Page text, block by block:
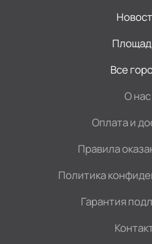
Все
О нас
Оплата и
Правила
Политика
Гарантия